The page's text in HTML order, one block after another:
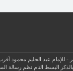
- للإمام عبد الحليم محمود
البسط التام نظم رسالة